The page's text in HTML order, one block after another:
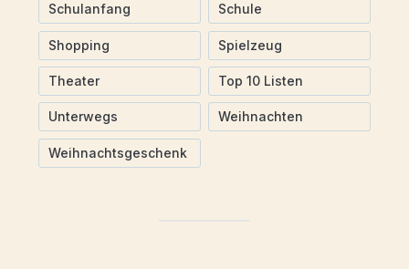
Schulanfang Schule
Shopping Spielzeug
Theater Top 10 Listen
Unterwegs Weihnachten
Weihnachtsgeschenk